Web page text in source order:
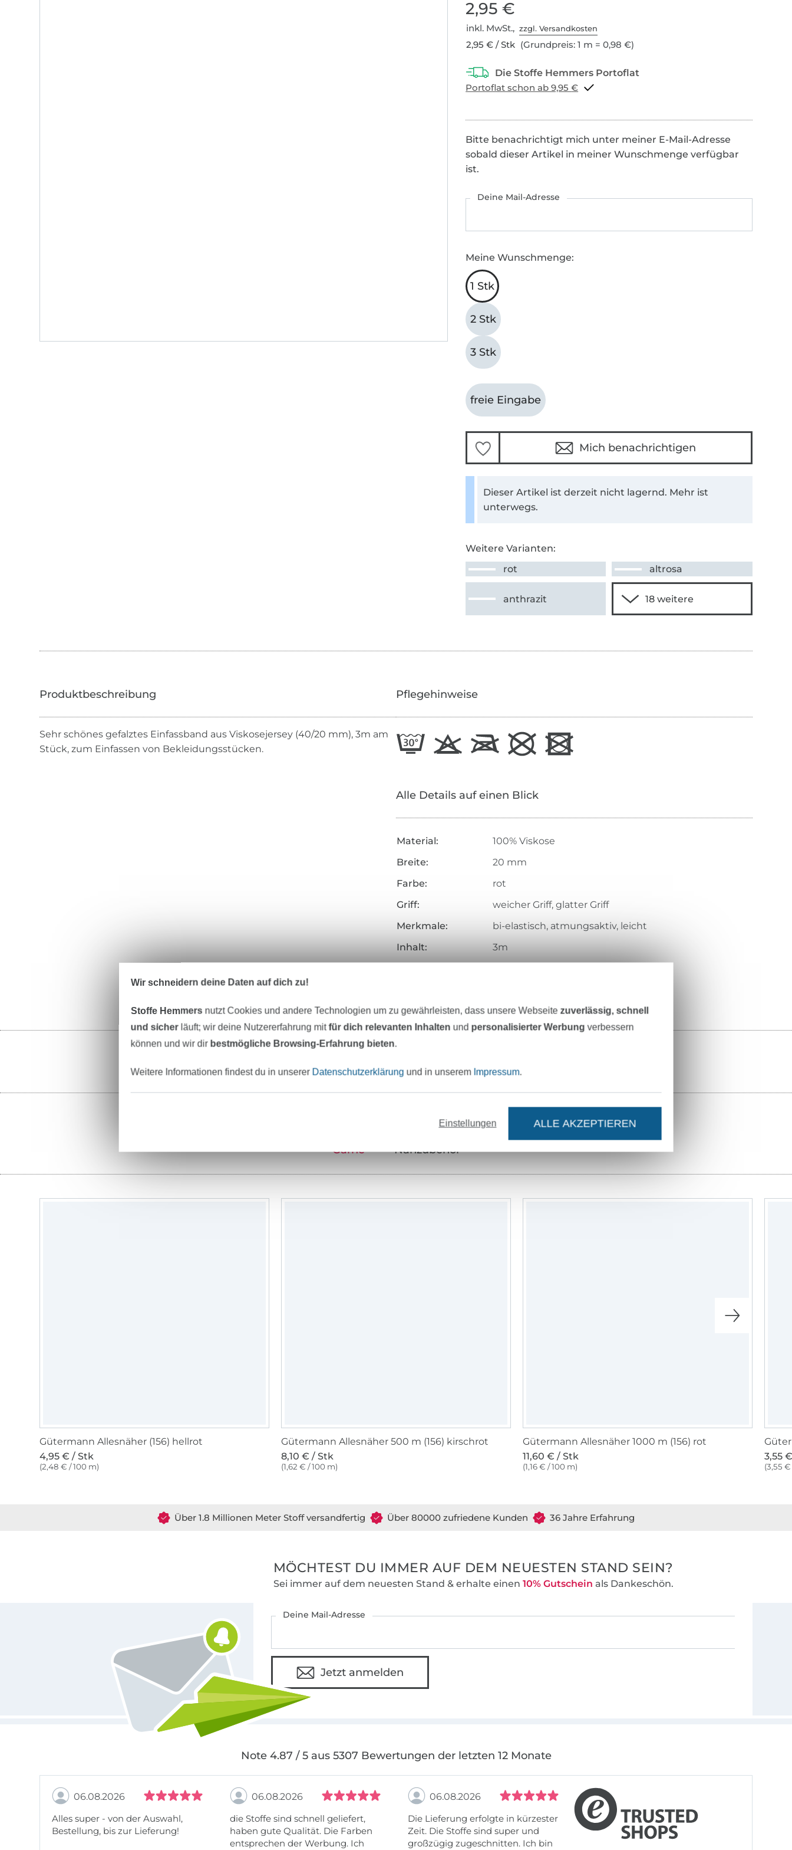
2,95 €
inkl. MwSt.,zzgl. Versandkosten
2,95 € / Stk (Grundpreis: 1 m = 0,98 €)
Portoflat schon ab 9,95 €
Bitte benachrichtigt mich unter meiner E-Mail-Adresse
sobald dieser Artikel in meiner Wunschmenge verfügbar
ist.
Deine Mail-Adresse
Meine Wunschmenge:
1 Stk
2 Stk
3 Stk
freie Eingabe
Mich benachrichtigen
Dieser Artikel ist derzeit nicht lagernd. Mehr ist
unterwegs.
Weitere Varianten:
rot
altrosa
anthrazit
Sehr schönes gefalztes Einfassband aus Viskosejersey (40/20 mm), 3m am
Stück, zum Einfassen von Bekleidungsstücken.
Pflegehinweise
Alle Details auf einen Blick
Material:
100% Viskose
Breite:
20 mm
Farbe:
rot
Griff:
weicher Griff, glatter Griff
Merkmale:
bi-elastisch, atmungsaktiv, leicht
Inhalt:
3m
Garne Nähzubehör
Gütermann Allesnäher (156) hellrot
4,95 € / Stk
(2,48 € / 100 m)
Gütermann Allesnäher 500 m (156) kirschrot
8,10 € / Stk
(1,62 € / 100 m)
Gütermann Allesnäher 1000 m (156) rot
11,60 € / Stk
(1,16 € / 100 m)
3,55
(3,55
Über 1.8 Millionen Meter Stoff versandfertig Über 80000 zufriedene Kunden 36 Jahre Erfahrung
MÖCHTEST DU IMMER AUF DEM NEUESTEN STAND SEIN?
Sei immer auf dem neuesten Stand & erhalte einen 10% Gutschein als Dankeschön.
Deine Mail-Adresse
Jetzt anmelden
Note 4.87 / 5 aus 5307 Bewertungen der letzten 12 Monate
06.08.2026
Alles super - von der Auswahl,
Bestellung, bis zur Lieferung!
06.08.2026
die Stoffe sind schnell geliefert,
haben gute Qualität. Die Farben
entsprechen der Werbung. Ich
06.08.2026
Die Lieferung erfolgte in kürzester
Zeit. Die Stoffe sind super und
großzügig zugeschnitten. Ich bin
Wir schneidern deine Daten auf dich zu!
Stoffe Hemmers nutzt Cookies und andere Technologien um zu gewährleisten, dass unsere Webseitezuverlässig, schnell
und sicherläuft; wir deine Nutzererfahrung mitfür dich relevanten Inhalten und personalisierter Werbung verbessern
können und wir dir bestmögliche Browsing-Erfahrung bieten.
Weitere Informationen findest du in unserer Datenschutzerklärung und in unserem Impressum.
Einstellungen ALLE AKZEPTIEREN